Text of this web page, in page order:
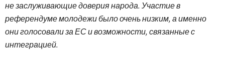
не заслуживающие доверия народа. Участие в
референдуме молодежи было очень низким, а именно
они голосовали за ЕС и возможности, связанные с
интеграцией.